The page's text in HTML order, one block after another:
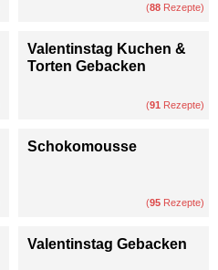
(88 Rezepte)
Valentinstag Kuchen &
Torten Gebacken
(91 Rezepte)
Schokomousse
(95 Rezepte)
Valentinstag Gebacken